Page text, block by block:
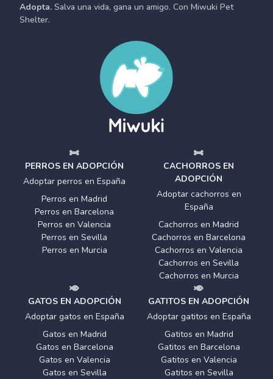
Adopta. Salva una vida, gana un amigo. Con Miwuki Pet
Shelter.
PERROS EN ADOPCIÓN
Adoptar perros en España
Perros en Madrid
Perros en Barcelona
Perros en Valencia
Perros en Sevilla
Perros en Murcia
CACHORROS EN
ADOPCIÓN
Adoptar cachorros en
España
Cachorros en Madrid
Cachorros en Barcelona
Cachorros en Valencia
Cachorros en Sevilla
Cachorros en Murcia
GATOS EN ADOPCIÓN
Adoptar gatos en España
Gatos en Madrid
Gatos en Barcelona
Gatos en Valencia
Gatos en Sevilla
GATITOS EN ADOPCIÓN
Adoptar gatitos en España
Gatitos en Madrid
Gatitos en Barcelona
Gatitos en Valencia
Gatitos en Sevilla